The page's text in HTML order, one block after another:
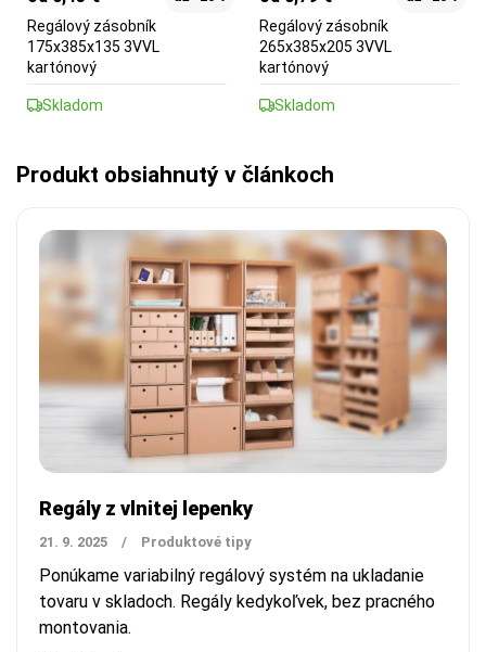
Regálový zásobník
175x385x135 3VVL
kartónový
Skladom
Regálový zásobník
265x385x205 3VVL
kartónový
Skladom
Produkt obsiahnutý v článkoch
Regály z vlnitej lepenky
21. 9. 2025 / Produktové tipy
Ponúkame variabilný regálový systém na ukladanie
tovaru v skladoch. Regály kedykoľvek, bez pracného
montovania.